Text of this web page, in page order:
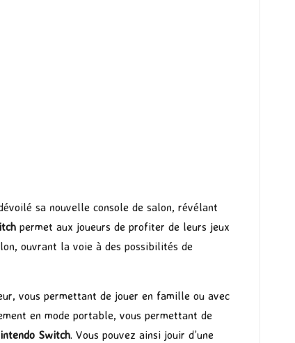
sa nouvelle console de salon, révélant
permet aux joueurs de profiter de leurs jeux
ouvrant la voie à des possibilités de
vous permettant de jouer en famille ou avec
en mode portable, vous permettant de
Switch. Vous pouvez ainsi jouir d’une